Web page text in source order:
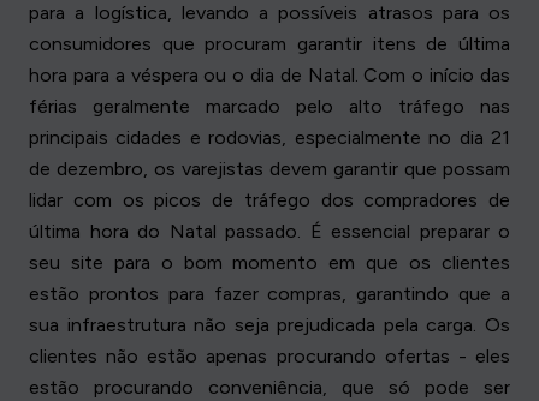
para a logística, levando a possíveis atrasos para os
consumidores que procuram garantir itens de última
hora para a véspera ou o dia de Natal. Com o início das
férias geralmente marcado pelo alto tráfego nas
principais cidades e rodovias, especialmente no dia 21
de dezembro, os varejistas devem garantir que possam
lidar com os picos de tráfego dos compradores de
última hora do Natal passado. É essencial preparar o
seu site para o bom momento em que os clientes
estão prontos para fazer compras, garantindo que a
sua infraestrutura não seja prejudicada pela carga. Os
clientes não estão apenas procurando ofertas - eles
estão procurando conveniência, que só pode ser